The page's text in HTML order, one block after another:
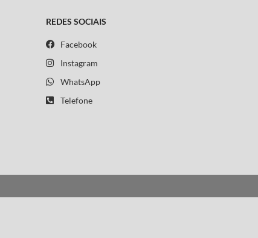
REDES SOCIAIS
Facebook
Instagram
WhatsApp
Telefone